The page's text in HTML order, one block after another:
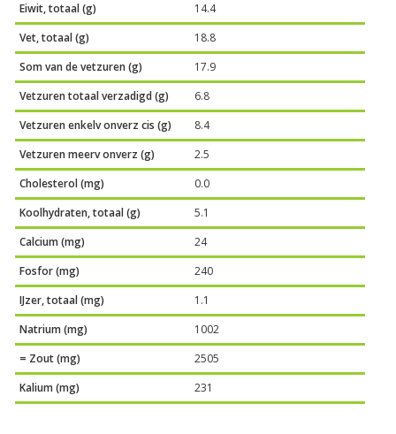
Eiwit, totaal (g)
14.4
Vet, totaal (g)
18.8
Som van de vetzuren (g)
17.9
Vetzuren totaal verzadigd (g)
6.8
Vetzuren enkelv onverz cis (g)
8.4
Vetzuren meerv onverz (g)
2.5
Cholesterol (mg)
0.0
Koolhydraten, totaal (g)
5.1
Calcium (mg)
24
Fosfor (mg)
240
IJzer, totaal (mg)
1.1
Natrium (mg)
1002
= Zout (mg)
2505
Kalium (mg)
231